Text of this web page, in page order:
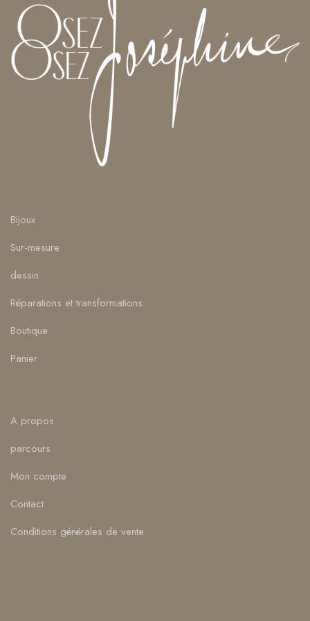
Bijoux
Sur-mesure
dessin
Réparations et transformations
Boutique
Panier
A propos
parcours
Mon compte
Contact
Conditions générales de vente